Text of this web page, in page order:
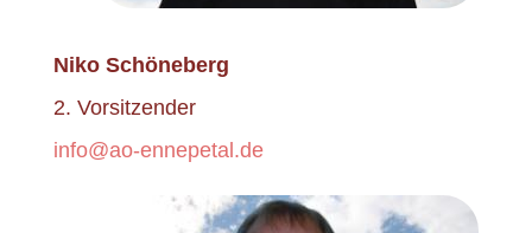
Niko Schöneberg
2. Vorsitzender
info@ao-ennepetal.de